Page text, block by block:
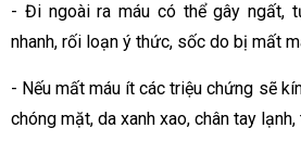
- Đi ngoài ra máu có thể gây ngất,
nhanh, rối loạn ý thức, sốc do bị mất
- Nếu mất máu ít các triệu chứng sẽ
chóng mặt, da xanh xao, chân tay